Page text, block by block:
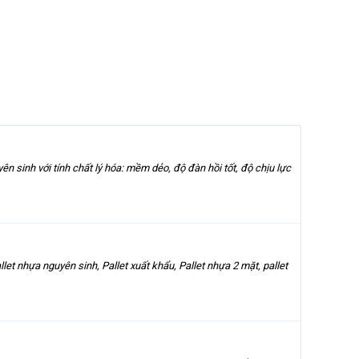
sinh với tính chất lý hóa: mềm dẻo, độ đàn hồi tốt, độ chịu lực
nhựa nguyên sinh, Pallet xuất khẩu, Pallet nhựa 2 mặt, pallet